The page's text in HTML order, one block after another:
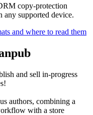
copy-protection
any supported device.
and where to read them
and sell in-progress
authors, combining a
with a store